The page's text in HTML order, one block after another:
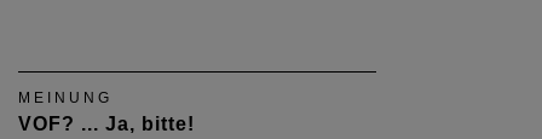
MEINUNG
VOF? ... Ja, bitte!